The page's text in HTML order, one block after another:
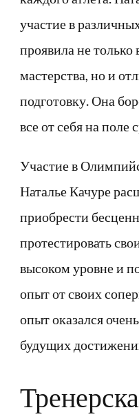
участие в
проявила не
мастерства, но и
подготовку. Она
все от себя на поле
Участие в
Наталье Качуре
приобрести
протестировать
высоком уровне и
опыт от своих
опыт оказался
будущих